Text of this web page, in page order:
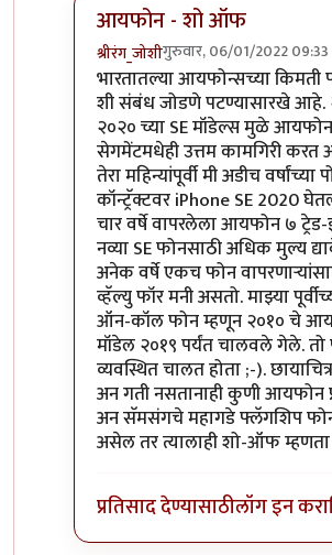
आयफोन - शो ऑफ
श्रीरंग_जोशीगुरुवार, 06/01/2022 09:33
In reply toमोटो एज 20by
भारतातल्या आयफोन्सच्या
शी संबंध जोडणे पटण्यासारखे आहे.
२०२० च्या SE मॉडेल्स मुळे
सेगमेंटमधेही उत्तम कामगिरी
तेरा महिन्यांपूर्वी मी अडीच वर्षांच्या
कॉन्ट्रॅक्टवर iPhone SE 2020
चार वर्षे वापरलेला आयफोन ७
नव्या SE फोनसाठी अधिक मुल्य
अनेक वर्षे एकच फोन
व्हॅल्यु फॉर मनी असतो. माझ्या
ऑन-कॉल फोन म्हणून २०१० चे
मॉडेल २०१९ पर्यंत चालवले गेले. तो
व्यवस्थित चालत होता ;-).
अन गती नसतानाही कुणी आयफोन
अन सॅमसंगचे महागडे फ्लॅगशिप
असेल तर त्यालाही शो-ऑफ
प्रतिसाद देण्यासाठीलॉग इन करा